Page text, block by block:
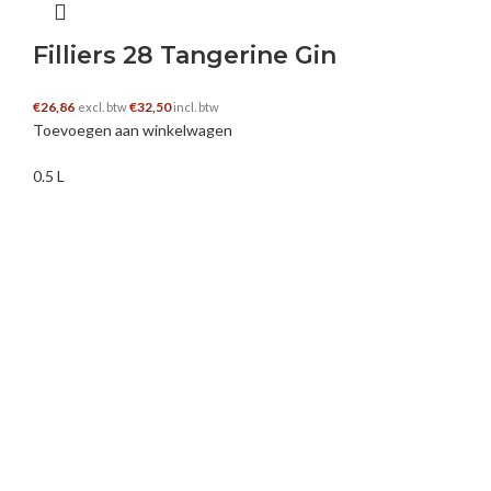
Filliers 28 Tangerine Gin
€26,86 excl. btw€32,50incl. btw
Toevoegen aan winkelwagen
0.5 L